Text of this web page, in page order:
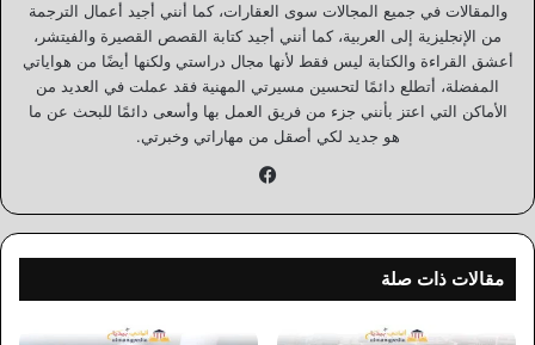
والمقالات في جميع المجالات سوى العقارات، كما أنني أجيد أعمال الترجمة
من الإنجليزية إلى العربية، كما أنني أجيد كتابة القصص القصيرة والفيتشر،
أعشق القراءة والكتابة ليس فقط لأنها مجال دراستي ولكنها أيضًا من هواياتي
المفضلة، أتطلع دائمًا لتحسين مسيرتي المهنية فقد عملت في العديد من
الأماكن التي اعتز بأنني جزء من فريق العمل بها وأسعى دائمًا للبحث عن ما
هو جديد لكي أصقل من مهاراتي وخبرتي.
مقالات ذات صلة